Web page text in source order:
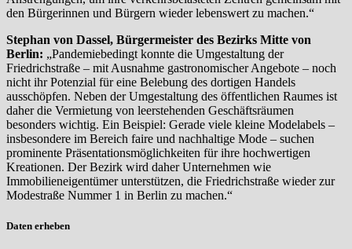
den Bürgerinnen und Bürgern wieder lebenswert zu machen.“
Stephan von Dassel, Bürgermeister des Bezirks Mitte von
Berlin: „Pandemiebedingt konnte die Umgestaltung der
Friedrichstraße – mit Ausnahme gastronomischer Angebote – noch
nicht ihr Potenzial für eine Belebung des dortigen Handels
ausschöpfen. Neben der Umgestaltung des öffentlichen Raumes ist
daher die Vermietung von leerstehenden Geschäftsräumen
besonders wichtig. Ein Beispiel: Gerade viele kleine Modelabels –
insbesondere im Bereich faire und nachhaltige Mode – suchen
prominente Präsentationsmöglichkeiten für ihre hochwertigen
Kreationen. Der Bezirk wird daher Unternehmen wie
Immobilieneigentümer unterstützen, die Friedrichstraße wieder zur
Modestraße Nummer 1 in Berlin zu machen.“
Daten erheben